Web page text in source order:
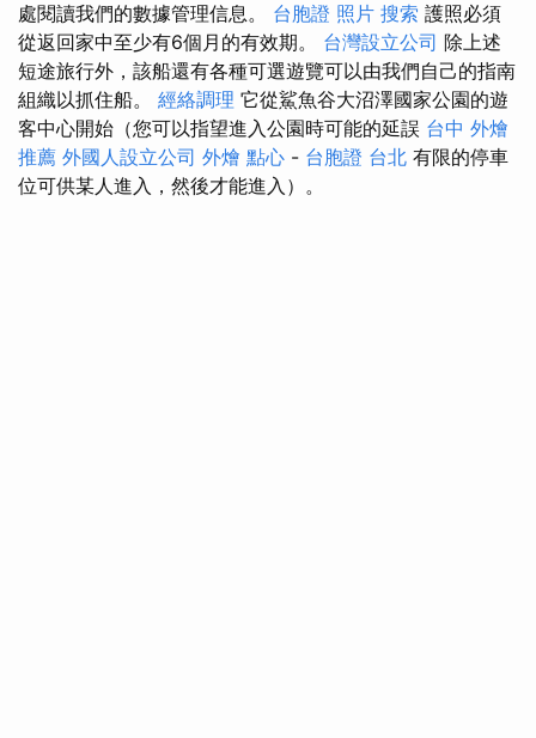
處閱讀我們的數據管理信息。 台胞證 照片 搜索 護照必須
從返回家中至少有6個月的有效期。 台灣設立公司 除上述
短途旅行外，該船還有各種可選遊覽可以由我們自己的指南
組織以抓住船。 經絡調理 它從鯊魚谷大沼澤國家公園的遊
客中心開始（您可以指望進入公園時可能的延誤 台中 外燴
推薦 外國人設立公司 外燴 點心 - 台胞證 台北 有限的停車
位可供某人進入，然後才能進入）。